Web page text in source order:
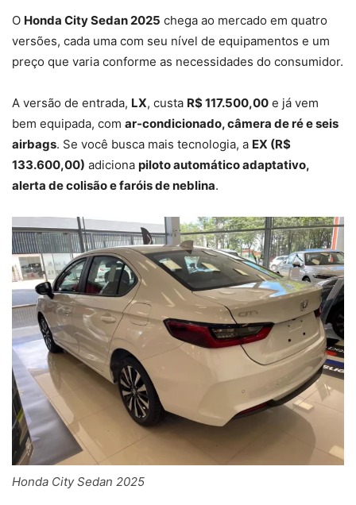
O Honda City Sedan 2025 chega ao mercado em quatro
versões, cada uma com seu nível de equipamentos e um
preço que varia conforme as necessidades do consumidor.
A versão de entrada, LX, custa R$ 117.500,00 e já vem
bem equipada, com ar-condicionado, câmera de ré e seis
airbags. Se você busca mais tecnologia, a EX (R$
133.600,00) adiciona piloto automático adaptativo,
alerta de colisão e faróis de neblina.
Honda City Sedan 2025